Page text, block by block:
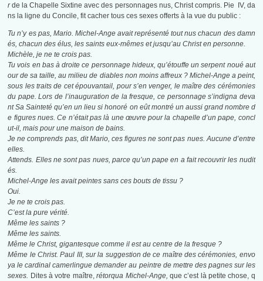
rde la Chapelle Sixtine avec des personnages nus, Christ compris. Pie IV, da
ns la ligne du Concile, fit cacher tous ces sexes offerts à la vue du public :
Tu n’y es pas, Mario. Michel-Ange avait représenté tout nus chacun des damn
és, chacun des élus, les saints eux-mêmes et jusqu’au Christ en personne.
Michèle, je ne te crois pas.
Tu vois en bas à droite ce personnage hideux, qu’étouffe un serpent noué aut
our de sa taille, au milieu de diables non moins affreux ? Michel-Ange a peint,
sous les traits de cet épouvantail, pour s’en venger, le maître des cérémonies
du pape. Lors de l’inauguration de la fresque, ce personnage s’indigna deva
nt Sa Sainteté qu’en un lieu si honoré on eût montré un aussi grand nombre d
e figures nues. Ce n’était pas là une œuvre pour la chapelle d’un pape, concl
ut-il, mais pour une maison de bains.
Je ne comprends pas, dit Mario, ces figures ne sont pas nues. Aucune d’entre
elles.
Attends. Elles ne sont pas nues, parce qu’un pape en a fait recouvrir les nudit
és.
Michel-Ange les avait peintes sans ces bouts de tissu ?
Oui.
Je ne te crois pas.
C’est la pure vérité.
Même les saints ?
Même les saints.
Même le Christ, gigantesque comme il est au centre de la fresque ?
Même le Christ. Paul III, sur la suggestion de ce maître des cérémonies, envo
ya le cardinal camerlingue demander au peintre de mettre des pagnes sur les
sexes. Dites à votre maître,rétorqua Michel-Ange, que c’est là petite chose, q